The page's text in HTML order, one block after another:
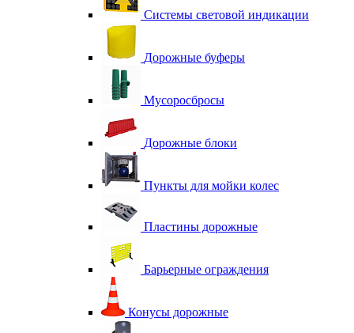
Системы световой индикации
Дорожные буферы
Мусоросбросы
Дорожные блоки
Пункты для мойки колес
Пластины дорожные
Барьерные ограждения
Конусы дорожные